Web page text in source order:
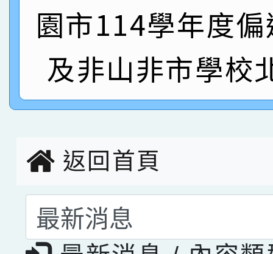
名 指導老師王老師、
園市英語競賽國小朗讀
指導老師林老師
賀！本校參加桃園市中
賽 劉文瑛教師榮獲教
臺灣台語-第二名
賀！本校參與2026世
市賽榮獲科學小創客佳
園市114學年度
及非山非市學校
返回首頁
選擇後頁面內容會更